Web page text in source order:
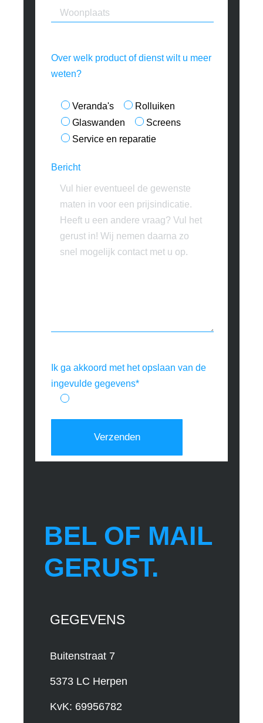
Over welk product of dienst wilt u meer
weten?
Veranda's
Rolluiken
Glaswanden
Screens
Service en reparatie
Bericht
Ik ga akkoord met het opslaan van de
ingevulde gegevens*
BEL OF MAIL
GERUST.
GEGEVENS
Buitenstraat 7
5373 LC Herpen
KvK: 69956782